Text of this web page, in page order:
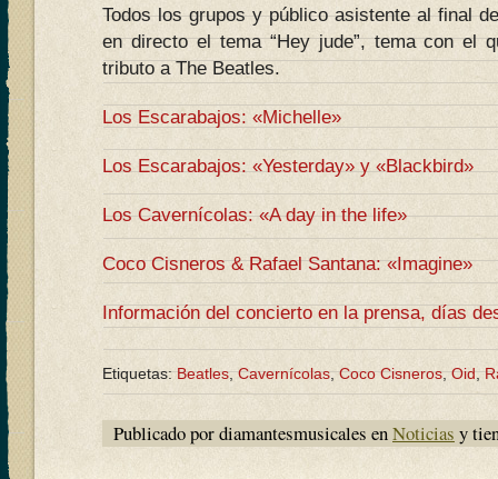
Todos los grupos y público asistente al final
en directo el tema “Hey jude”, tema con el
tributo a The Beatles.
Los Escarabajos: «Michelle»
Los Escarabajos: «Yesterday» y «Blackbird»
Los Cavernícolas: «A day in the life»
Coco Cisneros & Rafael Santana: «Imagine»
Información del concierto en la prensa, días
Etiquetas:Beatles,Cavernícolas,Coco Cisneros,Oid,
Publicado por diamantesmusicales enNoticias y